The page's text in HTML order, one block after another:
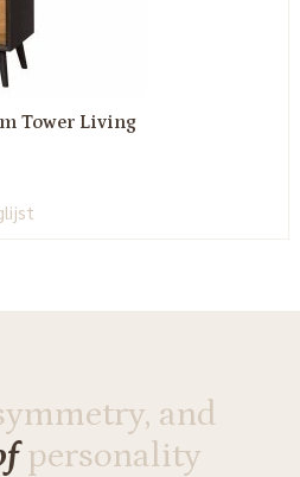
Tower Living
and
personality